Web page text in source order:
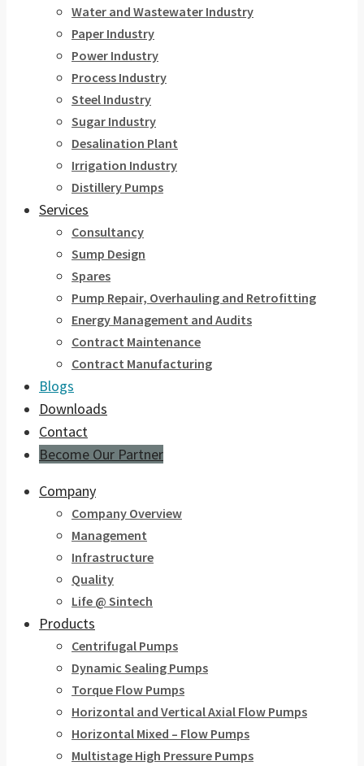
Water and Wastewater Industry
Paper Industry
Power Industry
Process Industry
Steel Industry
Sugar Industry
Desalination Plant
Irrigation Industry
Distillery Pumps
Services
Consultancy
Sump Design
Spares
Pump Repair, Overhauling and Retrofitting
Energy Management and Audits
Contract Maintenance
Contract Manufacturing
Blogs
Downloads
Contact
Become Our Partner
Company
Company Overview
Management
Infrastructure
Quality
Life @ Sintech
Products
Centrifugal Pumps
Dynamic Sealing Pumps
Torque Flow Pumps
Horizontal and Vertical Axial Flow Pumps
Horizontal Mixed – Flow Pumps
Multistage High Pressure Pumps